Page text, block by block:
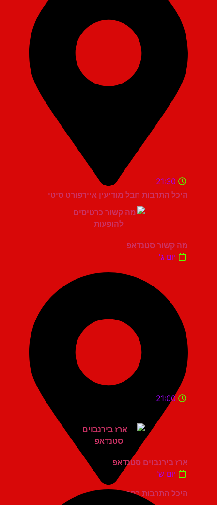
היכל התרבות חבל מודיעין איירפורט סיטי
21:30
מה קשור סטנדאפ
יום ג'
היכל התרבות כפר סבא
21:00
ארז בירנבוים סטנדאפ
יום ש'